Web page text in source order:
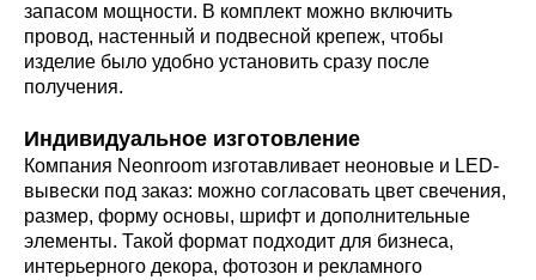
запасом мощности. В комплект можно включить
провод, настенный и подвесной крепеж, чтобы
изделие было удобно установить сразу после
получения.
Индивидуальное изготовление
Компания Neonroom изготавливает неоновые и LED-
вывески под заказ: можно согласовать цвет свечения,
размер, форму основы, шрифт и дополнительные
элементы. Такой формат подходит для бизнеса,
интерьерного декора, фотозон и рекламного